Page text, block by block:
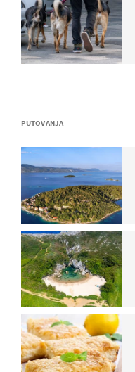
PUTOVANJA